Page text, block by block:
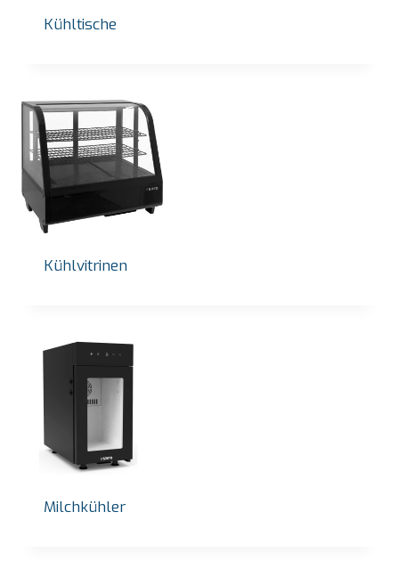
Kühltische
Kühlvitrinen
Milchkühler